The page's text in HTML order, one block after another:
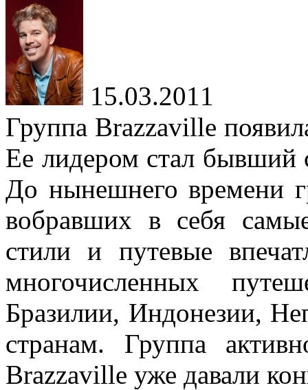
15.03.2011
Группа Brazzaville
Ее лидером стал бывший
До нынешнего времени
вобравших в себя
стили и путевые
многочисленных
Бразилии, Индонезии,
странам. Группа
Brazzaville уже давали